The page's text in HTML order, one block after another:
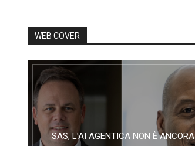
WEB COVER
SAS, L’AI AGENTICA NON È ANCORA